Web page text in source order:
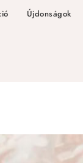
Újdonságok